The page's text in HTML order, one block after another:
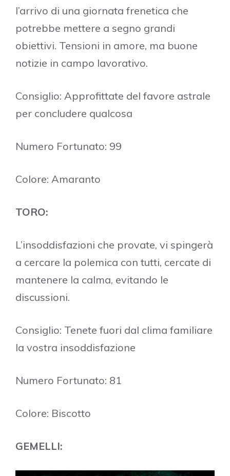
l’arrivo di una giornata frenetica che
potrebbe mettere a segno grandi
obiettivi. Tensioni in amore, ma buone
notizie in campo lavorativo.
Consiglio: Approfittate del favore astrale
per concludere qualcosa
Numero Fortunato: 99
Colore: Amaranto
TORO:
L’insoddisfazioni che provate, vi spingerà
a cercare la polemica con tutti, cercate di
mantenere la calma, evitando le
discussioni.
Consiglio: Tenete fuori dal clima familiare
la vostra insoddisfazione
Numero Fortunato: 81
Colore: Biscotto
GEMELLI: